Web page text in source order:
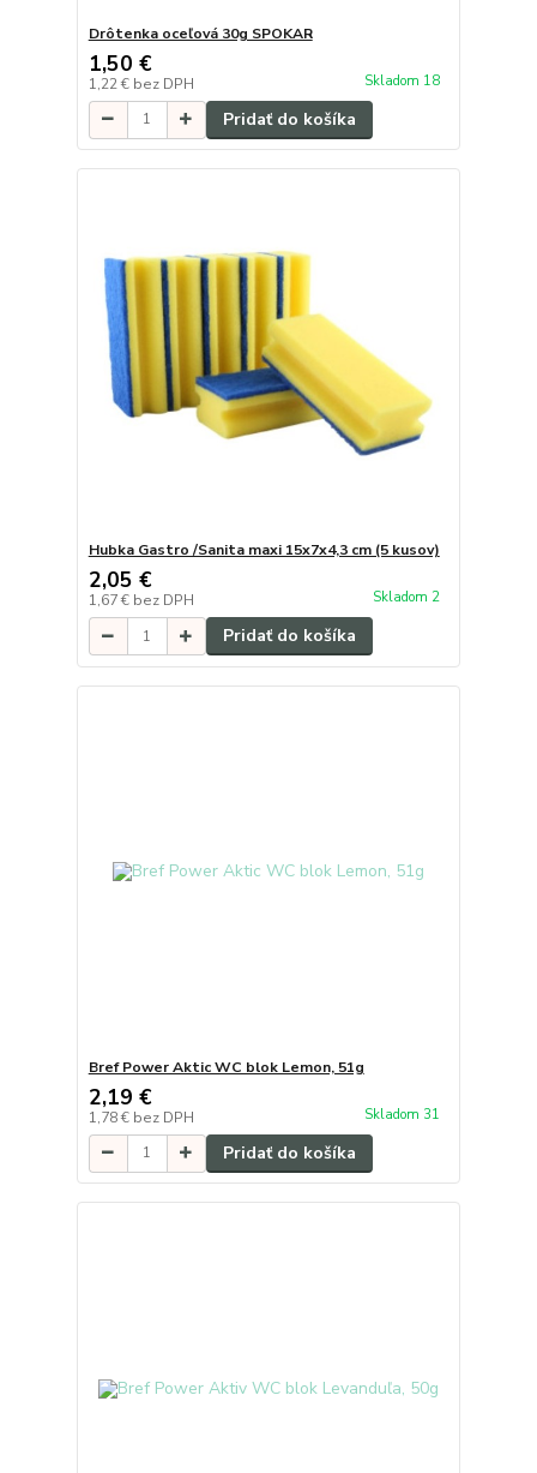
Drôtenka oceľová 30g SPOKAR
1,50 €
1,22 € bez DPH Skladom 18
Pridať do košíka
Hubka Gastro /Sanita maxi 15x7x4,3 cm (5 kusov)
2,05 €
1,67 € bez DPH Skladom 2
Pridať do košíka
Bref Power Aktic WC blok Lemon, 51g
2,19 €
1,78 € bez DPH Skladom 31
Pridať do košíka